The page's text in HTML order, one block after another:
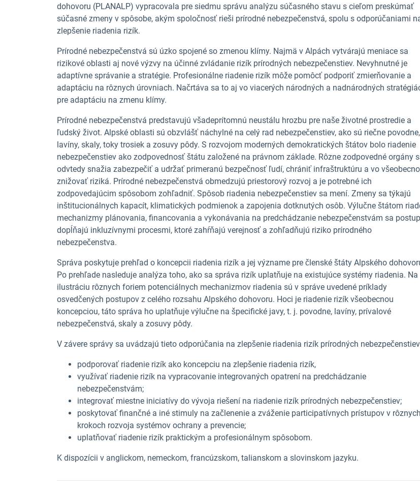
dohovoru (PLANALP) vypracovala pre siedmu správu analýzu súčasného stavu s cieľom preskúmať
súčasné zmeny v spôsobe, akým spoločnosť rieši prírodné nebezpečenstvá, spolu s odporúčaniami
zlepšenie riadenia rizík.
Prírodné nebezpečenstvá sú úzko spojené so zmenou klímy. Najmä v Alpách vytvárajú meniace sa
rizikové oblasti aj nové výzvy na účinné zvládanie rizík prírodných nebezpečenstiev. Nevyhnutné je
adaptívne správanie a stratégie. Profesionálne riadenie rizík môže pomôcť podporiť zmierňovanie a
adaptáciu na rôznych úrovniach. Načrtáva sa to aj vo viacerých národných a nadnárodných
pre adaptáciu na zmenu klímy.
Prírodné nebezpečenstvá predstavujú všadeprítomnú neustálu hrozbu pre naše životné prostredie a
ľudský život. Alpské oblasti sú obzvlášť náchylné na celý rad nebezpečenstiev, ako sú riečne povodne,
lavíny, skaly, toky trosiek a zosuvy pôdy. S rozvojom moderných demokratických štátov bolo riadenie
nebezpečenstiev ako zodpovednosť štátu založené na právnom základe. Rôzne zodpovedné orgány
odvtedy snažia zabezpečiť a udržať primeranú bezpečnosť ľudí, chrániť infraštruktúru a vo
znižovať riziká. Prírodné nebezpečenstvá obmedzujú priestorový rozvoj a je potrebné ich
zodpovedajúcim spôsobom zohľadniť. Spôsob riadenia nebezpečenstiev sa mení. Zmeny sa týkajú
inštitucionálnych kapacít, klimatických podmienok a zapojenia dotknutých osôb. Výlučne štátom
mechanizmy plánovania, financovania a vykonávania na predchádzanie nebezpečenstvám sa
dopĺňajú inkluzívnymi procesmi, ktoré zahŕňajú verejnosť a zohľadňujú riziko prírodného
nebezpečenstva.
Správa poskytuje prehľad o koncepcii riadenia rizík a jej význame pre členské štáty Alpského
Po prehľade nasleduje analýza toho, ako sa správa rizík uplatňuje na existujúce systémy riadenia. Na
ilustráciu rôznych foriem potenciálnych mechanizmov riadenia sú v správe uvedené príklady
osvedčených postupov z celého rozsahu Alpského dohovoru. Hoci je riadenie rizík všeobecnou
koncepciou, táto správa ho uplatňuje výlučne na špecifické javy, t. j. povodne, lavíny, prívalové
nebezpečenstvá, skaly a zosuvy pôdy.
V závere správy sa uvádzajú tieto odporúčania na zlepšenie riadenia rizík prírodných
podporovať riadenie rizík ako koncepciu na zlepšenie riadenia rizík,
využívať riadenie rizík na vypracovanie integrovaných opatrení na predchádzanie
nebezpečenstvám;
integrovať miestne iniciatívy do vývoja riešení na riadenie rizík prírodných nebezpečenstiev;
poskytovať finančné a iné stimuly na začlenenie a zváženie participatívnych prístupov v rôznych
krokoch rozvoja systémov ochrany a prevencie;
uplatňovať riadenie rizík praktickým a profesionálnym spôsobom.
K dispozícii v anglickom, nemeckom, francúzskom, talianskom a slovinskom jazyku.